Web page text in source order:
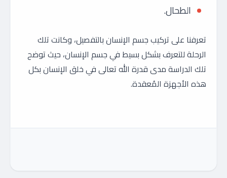
الطحال.
تعرفنا على تركيب جسم الإنسان بالتفصيل، وكانت تلك
الرحلة للتعرف بشكل بسيط في جسم الإنسان، حيث توضح
تلك الدراسة مدى قدرة الله تعالى في خلق الإنسان بكل
هذه الأجهزة المُعقدة.